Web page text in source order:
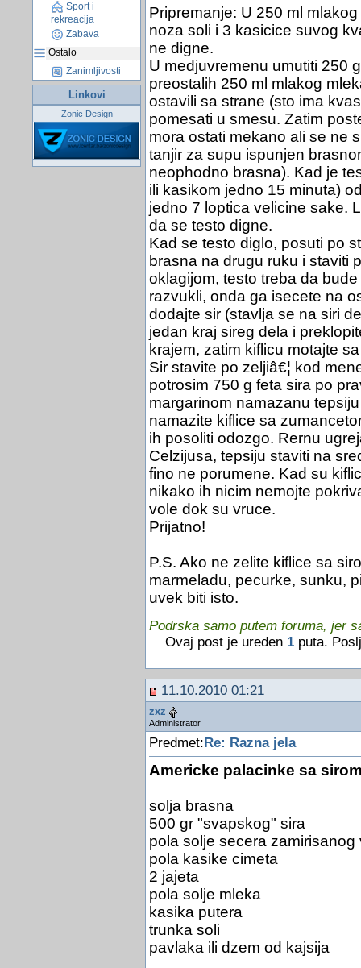
Sport i
rekreacija
Zabava
Ostalo
Zanimljivosti
Linkovi
Zonic Design
Pripremanje: U 250 ml
noza soli i 3 kasicice suvog
ne digne.
U medjuvremenu umutiti 250
preostalih 250 ml mlakog
ostavili sa strane (sto ima
pomesati u smesu. Zatim
mora ostati mekano ali se ne
tanjir za supu ispunjen
neophodno brasna). Kad je
ili kasikom jedno 15 minuta)
jedno 7 loptica velicine sake.
da se testo digne.
Kad se testo diglo, posuti po
brasna na drugu ruku i staviti
oklagijom, testo treba da
razvukli, onda ga isecete na
dodajte sir (stavlja se na siri
jedan kraj sireg dela i
krajem, zatim kiflicu motajte
Sir stavite po zeljiâ€¦ kod
potrosim 750 g feta sira po
margarinom namazanu
namazite kiflice sa
ih posoliti odozgo. Rernu
Celzijusa, tepsiju staviti na
fino ne porumene. Kad su
nikako ih nicim nemojte
vole dok su vruce.
Prijatno!
P.S. Ako ne zelite kiflice sa
marmeladu, pecurke, sunku,
uvek biti isto.
Podrska samo putem foruma, jer
Ovaj post je ureden 1puta.
11.10.2010 01:21
zxz
Administrator
Predmet:Re: Razna jela
Americke palacinke sa
solja brasna
500 gr "svapskog" sira
pola solje secera zamirisanog
pola kasike cimeta
2 jajeta
pola solje mleka
kasika putera
trunka soli
pavlaka ili dzem od kajsija